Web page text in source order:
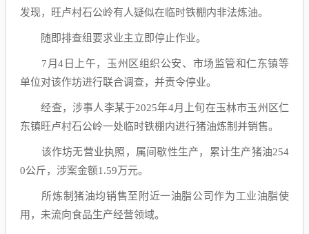
发现，旺卢村石公岭有人疑似在临时铁棚内非法炼油。
随即排查组要求业主立即停止作业。
7月4日上午，玉州区组织公安、市场监管和仁东镇等
单位对该作坊进行联合调查，并责令停业。
经查，涉事人李某于2025年4月上旬在玉林市玉州区仁
东镇旺卢村石公岭一处临时铁棚内进行猪油炼制并销售。
该作坊无营业执照，属间歇性生产，累计生产猪油254
0公斤，涉案金额1.59万元。
所炼制猪油均销售至附近一油脂公司作为工业油脂使
用，未流向食品生产经营领域。